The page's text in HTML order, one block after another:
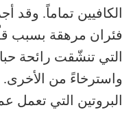
الكافيين تماماً. وقد
فئران مرهقة بسبب
التي تنشّقت رائحة
واسترخاءً من الأخرى.
البروتين التي تعمل